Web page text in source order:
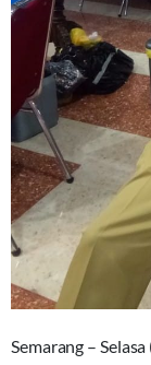
Semarang –